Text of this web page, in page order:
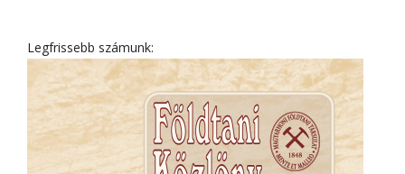
Legfrissebb számunk: